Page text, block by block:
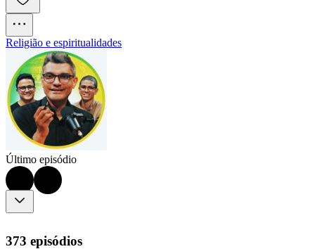
Religião e espiritualidades
Último episódio
373 episódios